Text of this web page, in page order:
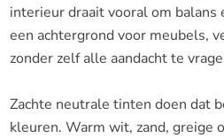
interieur draait vooral om balans
een achtergrond voor meubels,
zonder zelf alle aandacht te
Zachte neutrale tinten doen dat
kleuren. Warm wit, zand, greige